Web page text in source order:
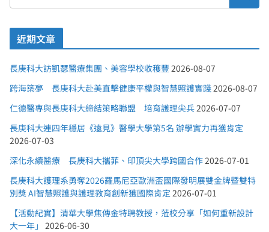
近期文章
長庚科大訪凱瑟醫療集團、美容學校收穫豐 2026-08-07
跨海築夢 長庚科大赴美直擊健康平權與智慧照護實踐 2026-08-07
仁德醫專與長庚科大締結策略聯盟 培育護理尖兵 2026-07-07
長庚科大連四年穩居《遠見》醫學大學第5名 辦學實力再獲肯定
2026-07-03
深化永續醫療 長庚科大攜菲、印頂尖大學跨國合作 2026-07-01
長庚科大護理系勇奪2026羅馬尼亞歐洲盃國際發明展雙金牌暨雙特
別獎 AI智慧照護與護理教育創新獲國際肯定 2026-07-01
【活動紀實】清華大學焦傳金特聘教授，蒞校分享「如何重新設計
大一年」
2026-06-30